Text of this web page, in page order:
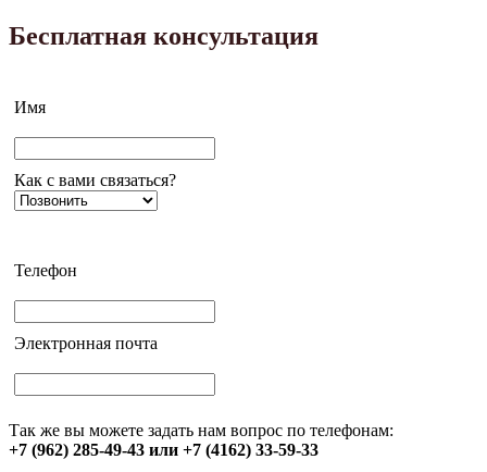
Бесплатная консультация
Имя
Как с вами связаться?
Телефон
Электронная почта
Так же вы можете задать нам вопрос по телефонам:
+7 (962) 285-49-43 или +7 (4162) 33-59-33